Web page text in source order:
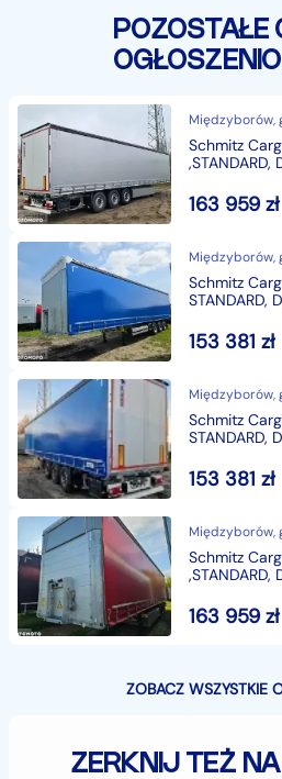
POZOSTAŁE
Międzyborów,
Schmitz
,STANDARD,
163 959 zł
Międzyborów,
Schmitz
STANDARD,
153 381 zł
Międzyborów,
Schmitz
STANDARD,
153 381 zł
Międzyborów,
Schmitz
,STANDARD,
163 959 zł
ZOBACZ WSZYSTKIE
ZERKNIJ TEŻ